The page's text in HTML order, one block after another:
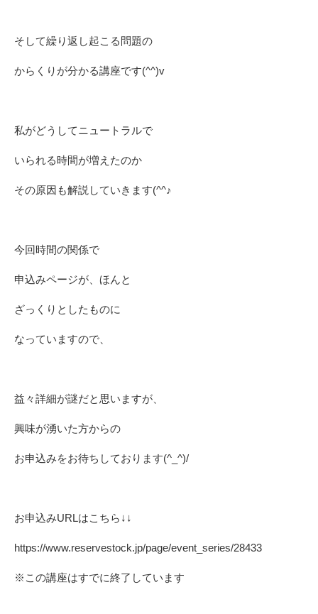
そして繰り返し起こる問題の
からくりが分かる講座です(^^)v
私がどうしてニュートラルで
いられる時間が増えたのか
その原因も解説していきます(^^♪
今回時間の関係で
申込みページが、ほんと
ざっくりとしたものに
なっていますので、
益々詳細が謎だと思いますが、
興味が湧いた方からの
お申込みをお待ちしております(^_^)/
お申込みURLはこちら↓↓
https://www.reservestock.jp/page/event_series/28433
※この講座はすでに終了しています